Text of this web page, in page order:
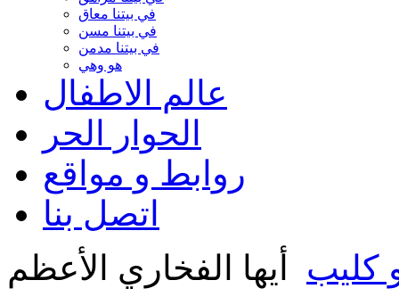
في بيتنا معاق
في بيتنا مسن
في بيتنا مدمن
هو وهي
عالم الاطفال
الحوار الحر
روابط و مواقع
اتصل بنا
كليب
أيها الفخاري الأعظم